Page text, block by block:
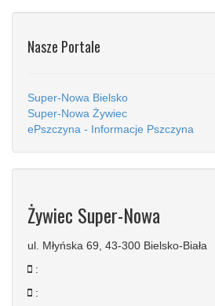
Nasze Portale
Super-Nowa Bielsko
Super-Nowa Żywiec
ePszczyna - Informacje Pszczyna
Żywiec Super-Nowa
ul. Młyńska 69, 43-300 Bielsko-Biała
:
: